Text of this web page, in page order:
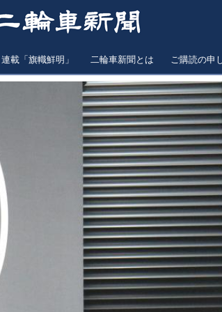
連載「旗幟鮮明」 二輪車新聞とは ご購読の申